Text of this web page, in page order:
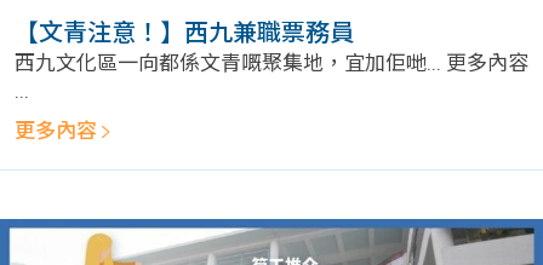
【文青注意！】西九兼職票務員
西九文化區一向都係文青嘅聚集地，宜加佢哋... 更多內容
...
更多內容